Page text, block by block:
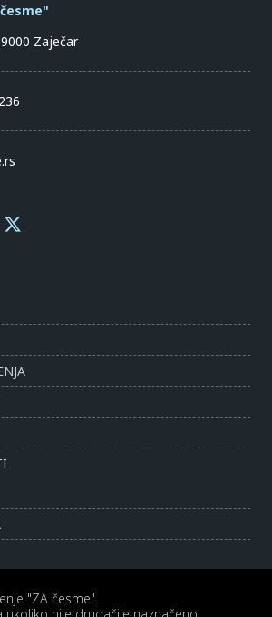
Zaječar
"ZA česme".